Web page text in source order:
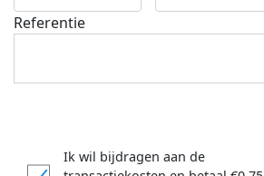
Referentie
Ik wil bijdragen aan de